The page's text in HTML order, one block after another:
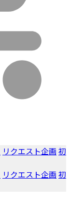
リクエスト企画 初
リクエスト企画 初